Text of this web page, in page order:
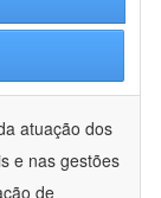
atuação dos
e nas gestões
de